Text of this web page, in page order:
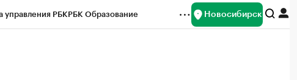
управления РБКРБК Образование Новосибирск